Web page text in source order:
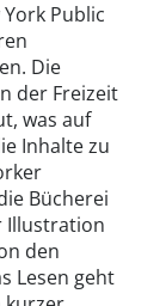
Public
Die
der Freizeit
was auf
Inhalte zu
Bücherei
Illustration
den
Lesen geht